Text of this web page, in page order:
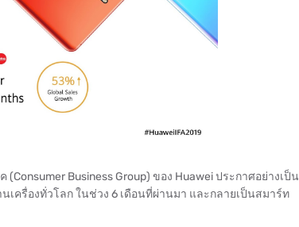
Business Group) ของ Huawei ประกาศอย่างเป็น
เครื่องทั่วโลก ในช่วง 6 เดือนที่ผ่านมา และกลายเป็นสมาร์ท